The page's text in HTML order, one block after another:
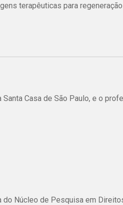
terapêuticas para
Casa de São Paulo, e o
Núcleo de Pesquisa em